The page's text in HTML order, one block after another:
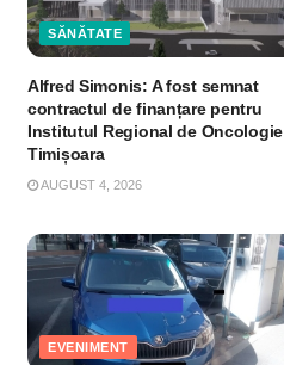
SĂNĂTATE
Alfred Simonis: A fost semnat
contractul de finanțare pentru
Institutul Regional de Oncologie
Timișoara
AUGUST 4, 2026
EVENIMENT